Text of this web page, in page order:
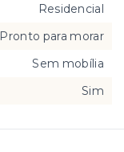
Residencial
Pronto para morar
Sem mobília
Sim